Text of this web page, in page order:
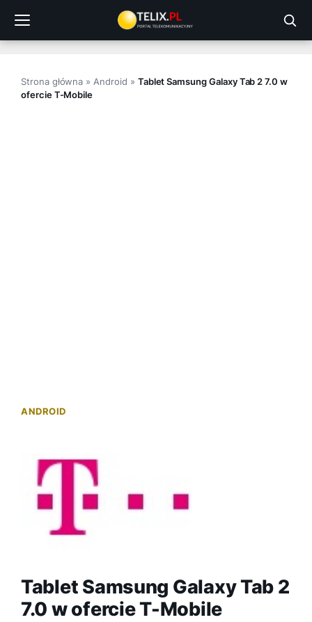
treści
Strona główna » Android » Tablet Samsung Galaxy Tab 2 7.0 w
ofercie T-Mobile
ANDROID
Tablet Samsung Galaxy Tab 2
7.0 w ofercie T-Mobile